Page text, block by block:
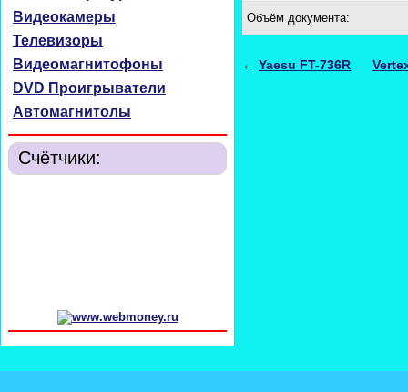
Видеокамеры
Телевизоры
Видеомагнитофоны
DVD Проигрыватели
Автомагнитолы
Счётчики:
Объём документа:
← Yaesu FT-736R